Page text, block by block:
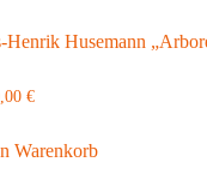
Henrik Husemann
€
Warenkorb